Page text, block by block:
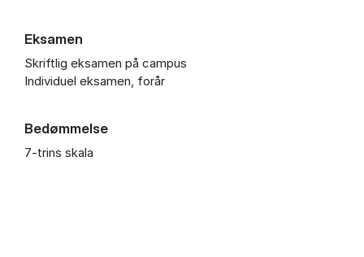
Eksamen
Skriftlig eksamen på campus
Individuel eksamen, forår
Bedømmelse
7-trins skala